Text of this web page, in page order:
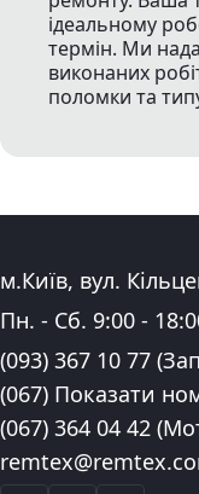
ідеальному
термін. Ми
виконаних
поломки та
Адреса:
м.Київ, вул.
Графік роботи:
Пн. - Сб. 9:00 -
Контактні номера
(093) 367 10 77
(067) Показати
(067) 364 04 42
Електронна